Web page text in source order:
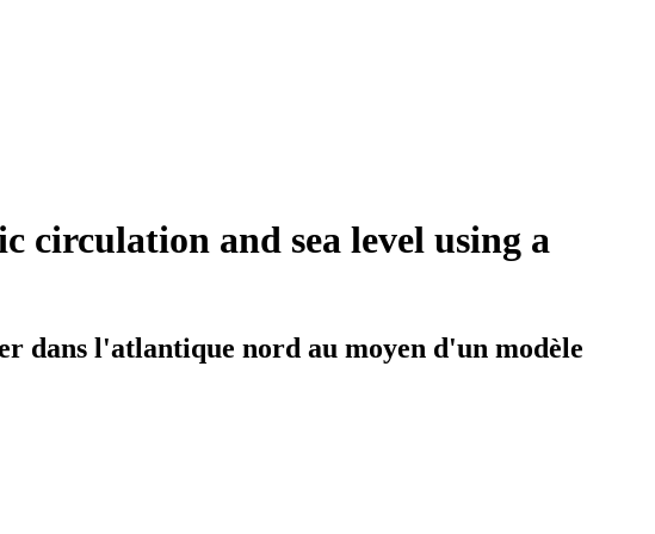
circulation and sea level using a
dans l'atlantique nord au moyen d'un modèle